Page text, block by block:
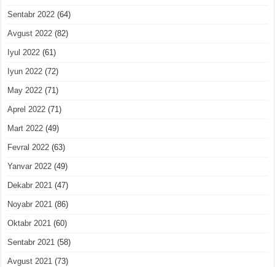
Sentabr 2022 (64)
Avgust 2022 (82)
Iyul 2022 (61)
Iyun 2022 (72)
May 2022 (71)
Aprel 2022 (71)
Mart 2022 (49)
Fevral 2022 (63)
Yanvar 2022 (49)
Dekabr 2021 (47)
Noyabr 2021 (86)
Oktabr 2021 (60)
Sentabr 2021 (58)
Avgust 2021 (73)